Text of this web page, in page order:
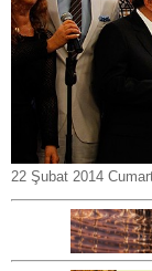
22 Şubat 2014